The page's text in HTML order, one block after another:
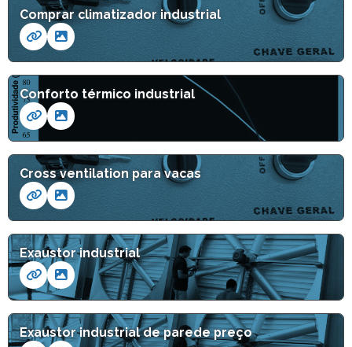
Comprar climatizador industrial
Conforto térmico industrial
Cross ventilation para vacas
Exaustor industrial
Exaustor industrial de parede preço